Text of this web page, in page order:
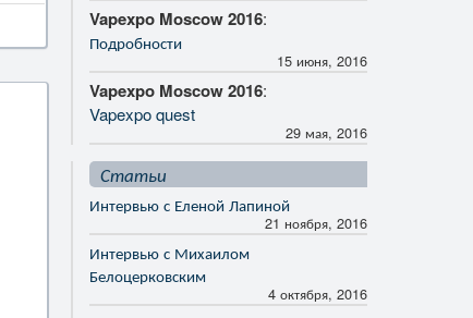
Vapexpo Moscow 2016:
Подробности
15 июня, 2016
Vapexpo Moscow 2016:
Vapexpo quest
29 мая, 2016
Статьи
Интервью с Еленой Лапиной
21 ноября, 2016
Интервью с Михаилом
Белоцерковским
4 октября, 2016